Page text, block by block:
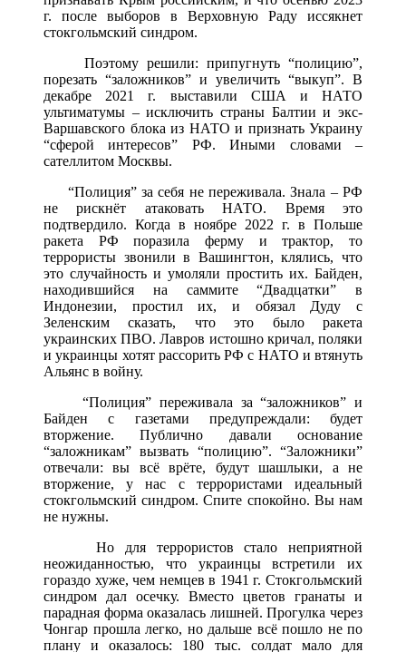
г. после выборов в Верховную Раду иссякнет
стокгольмский синдром.
Поэтому решили: припугнуть “полицию”,
порезать “заложников” и увеличить “выкуп”. В
декабре 2021 г. выставили США и НАТО
ультиматумы – исключить страны Балтии и экс-
Варшавского блока из НАТО и признать Украину
“сферой интересов” РФ. Иными словами –
сателлитом Москвы.
“Полиция” за себя не переживала. Знала – РФ
не рискнёт атаковать НАТО. Время это
подтвердило. Когда в ноябре 2022 г. в Польше
ракета РФ поразила ферму и трактор, то
террористы звонили в Вашингтон, клялись, что
это случайность и умоляли простить их. Байден,
находившийся на саммите “Двадцатки” в
Индонезии, простил их, и обязал Дуду с
Зеленским сказать, что это было ракета
украинских ПВО. Лавров истошно кричал, поляки
и украинцы хотят рассорить РФ с НАТО и втянуть
Альянс в войну.
“Полиция” переживала за “заложников” и
Байден с газетами предупреждали: будет
вторжение. Публично давали основание
“заложникам” вызвать “полицию”. “Заложники”
отвечали: вы всё врёте, будут шашлыки, а не
вторжение, у нас с террористами идеальный
стокгольмский синдром. Спите спокойно. Вы нам
не нужны.
Но для террористов стало неприятной
неожиданностью, что украинцы встретили их
гораздо хуже, чем немцев в 1941 г. Стокгольмский
синдром дал осечку. Вместо цветов гранаты и
парадная форма оказалась лишней. Прогулка через
Чонгар прошла легко, но дальше всё пошло не по
плану и оказалось: 180 тыс. солдат мало для